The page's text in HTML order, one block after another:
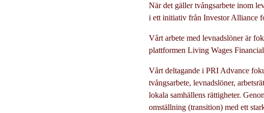
När det gäller tvångsarbete inom
i ett initiativ från Investor Alliance
Vårt arbete med levnadslöner är
plattformen Living Wages
Vårt deltagande i PRI Advance
tvångsarbete, levnadslöner,
lokala samhällens rättigheter.
omställning (transition) med ett